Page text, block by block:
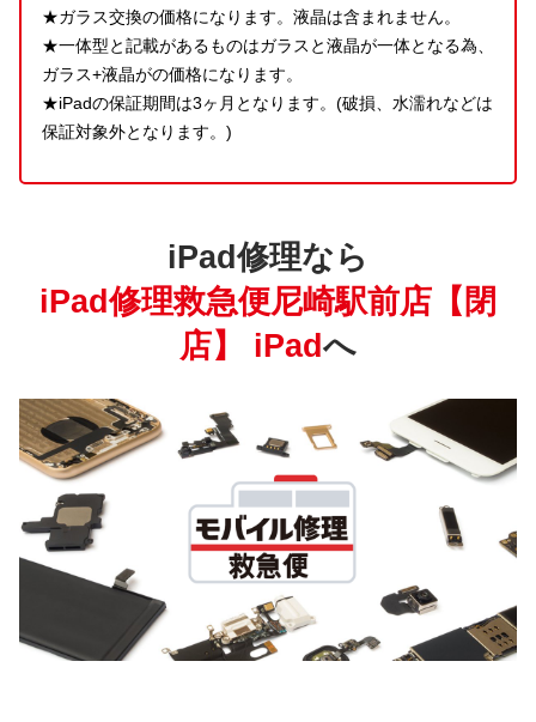
★ガラス交換の価格になります。液晶は含まれません。
★一体型と記載があるものはガラスと液晶が一体となる為、
ガラス+液晶がの価格になります。
★iPadの保証期間は3ヶ月となります。(破損、水濡れなどは
保証対象外となります。)
iPad修理なら
iPad修理救急便尼崎駅前店【閉
店】 iPad へ